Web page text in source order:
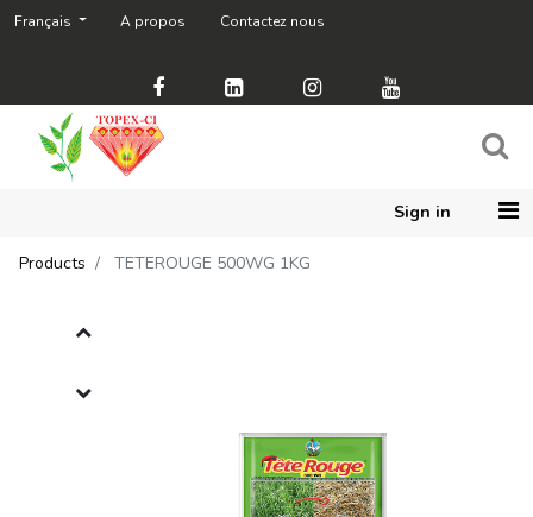
A propos Contactez nous
Français
Sign in
Products TETEROUGE 500WG 1KG